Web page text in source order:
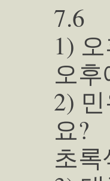
7.6
1)
오
2)
요?
초